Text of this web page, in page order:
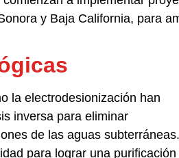
y Baja California, para
la electrodesionización han
inversa para eliminar
de las aguas
para lograr una purificación